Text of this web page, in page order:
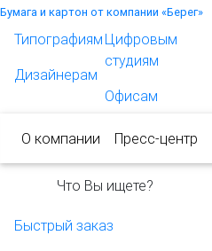
Бумага и картон от компании «Берег»
Типографиям
Дизайнерам
Цифровым
студиям
Офисам
О компании Пресс-центр
Что Вы ищете?
Быстрый заказ